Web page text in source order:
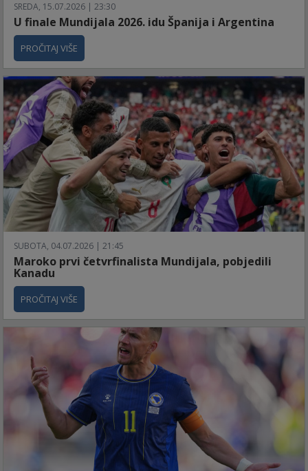
SREDA, 15.07.2026 | 23:30
U finale Mundijala 2026. idu Španija i Argentina
PROČITAJ VIŠE
SUBOTA, 04.07.2026 | 21:45
Maroko prvi četvrfinalista Mundijala, pobjedili
Kanadu
PROČITAJ VIŠE